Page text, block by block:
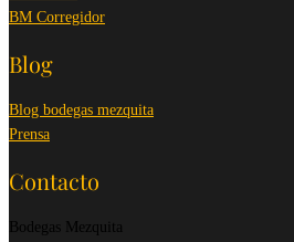
BM Corregidor
Blog
Blog bodegas mezquita
Prensa
Contacto
Bodegas Mezquita